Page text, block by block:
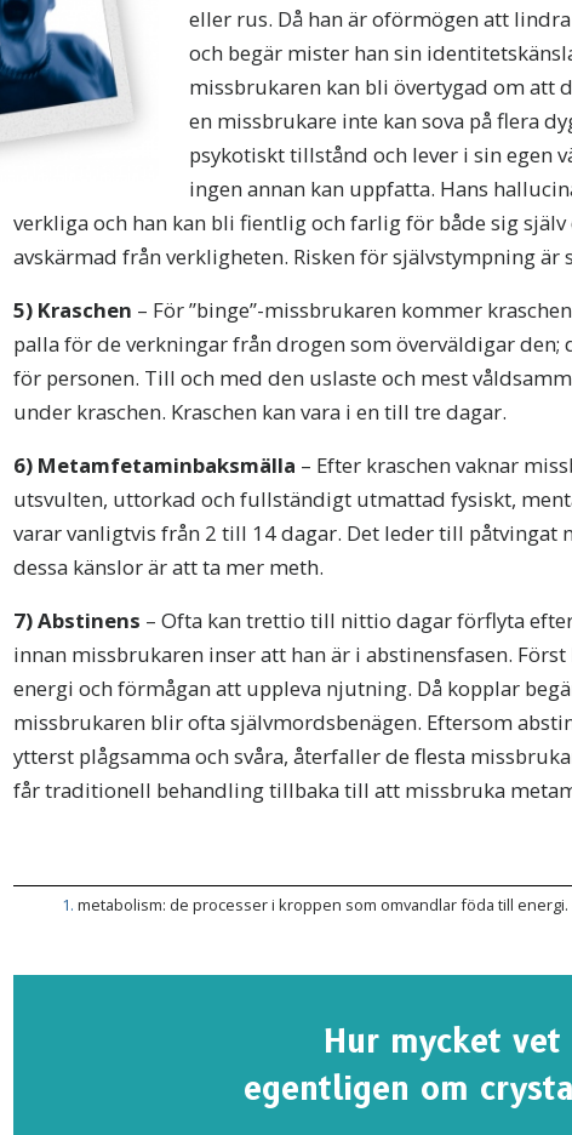
eller rus. Då han är oförmögen att
och begär mister han sin
missbrukaren kan bli övertygad om att
en missbrukare inte kan sova på flera
psykotiskt tillstånd och lever i sin egen
ingen annan kan uppfatta. Hans
verkliga och han kan bli fientlig och farlig för både sig
avskärmad från verkligheten. Risken för självstympning är
5) Kraschen – För ”binge”-missbrukaren kommer
palla för de verkningar från drogen som överväldigar
för personen. Till och med den uslaste och mest
under kraschen. Kraschen kan vara i en till tre dagar.
6) Metamfetaminbaksmälla – Efter kraschen vaknar
utsvulten, uttorkad och fullständigt utmattad fysiskt,
varar vanligtvis från 2 till 14 dagar. Det leder till påtvingat
dessa känslor är att ta mer meth.
7)Abstinens – Ofta kan trettio till nittio dagar förflyta
innan missbrukaren inser att han är i abstinensfasen.
energi och förmågan att uppleva njutning. Då kopplar
missbrukaren blir ofta självmordsbenägen. Eftersom
ytterst plågsamma och svåra, återfaller de flesta
får traditionell behandling tillbaka till att missbruka
1. metabolism: de processer i kroppen som omvandlar föda till energi.
Hur mycket vet
egentligen om
PRENUMERERA PÅ UPPDATERINGAR
Prenumerera påSanningen om droger-